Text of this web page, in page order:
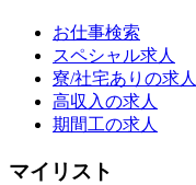
お仕事検索
スペシャル求人
寮/社宅ありの求人
高収入の求人
期間工の求人
マイリスト